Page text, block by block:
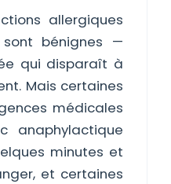
allergiques
bénignes —
qui disparaît à
Mais certaines
médicales
anaphylactique
minutes et
et certaines